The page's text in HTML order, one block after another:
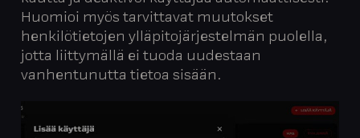
Huomioi myös tarvittavat muutokset
henkilötietojen ylläpitojärjestelmän puolella,
jotta liittymällä ei tuoda uudestaan
vanhentunutta tietoa sisään.